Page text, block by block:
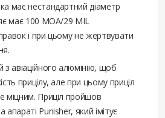
має нестандартний діаметр
має 100 МОА/29 MIL
і при цьому не жертвувати
з авіаційного алюмінію, щоб
прицілу, але при цьому приціл
міцним. Приціл пройшов
Punisher, який імітує